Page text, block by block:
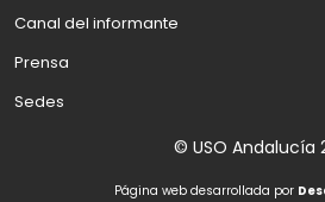
Canal del informante
Prensa
Sedes
© USO Andalucía
Página web desarrollada por